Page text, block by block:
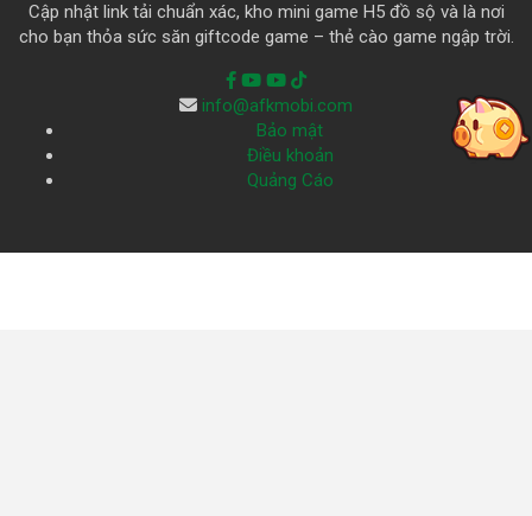
Cập nhật link tải chuẩn xác, kho mini game H5 đồ sộ và là nơi
cho bạn thỏa sức săn giftcode game – thẻ cào game ngập trời.
info@afkmobi.com
Bảo mật
Điều khoản
Quảng Cáo